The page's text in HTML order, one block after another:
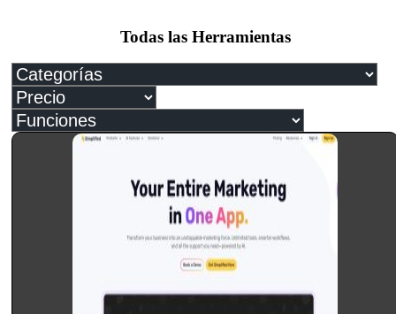
Todas las Herramientas